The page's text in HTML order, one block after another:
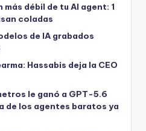
más débil de tu AI agent: 1
coladas
de IA grabados
Hassabis deja la CEO
le ganó a GPT-5.6
de los agentes baratos ya